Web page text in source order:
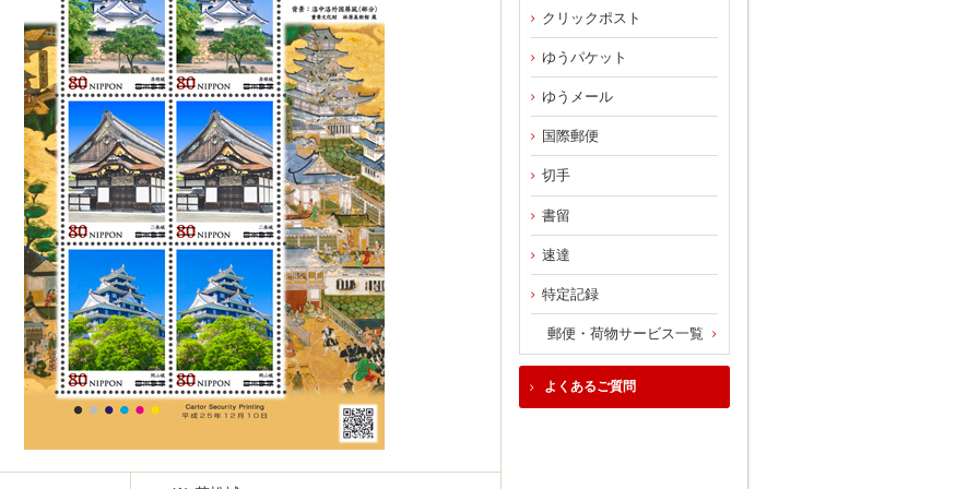
クリックポスト
ゆうパケット
ゆうメール
国際郵便
切手
書留
速達
特定記録
郵便・荷物サービス一覧
よくあるご質問